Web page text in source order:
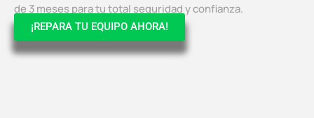
de 3 meses para tu total seguridad y confianza.
¡REPARA TU EQUIPO AHORA!